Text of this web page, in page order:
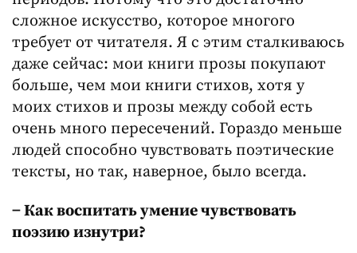
сложное искусство, которое многого
требует от читателя. Я с этим сталкиваюсь
даже сейчас: мои книги прозы покупают
больше, чем мои книги стихов, хотя у
моих стихов и прозы между собой есть
очень много пересечений. Гораздо меньше
людей способно чувствовать поэтические
тексты, но так, наверное, было всегда.
− Как воспитать умение чувствовать
поэзию изнутри?